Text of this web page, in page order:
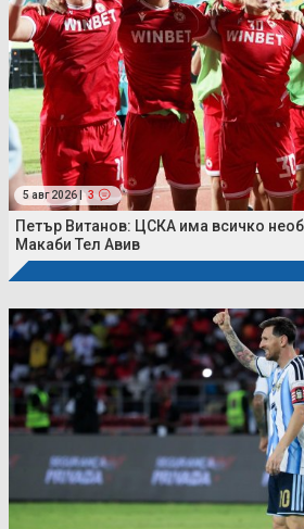
5 авг 2026 | 3
Петър Витанов: ЦСКА има всичко
Макаби Тел Авив